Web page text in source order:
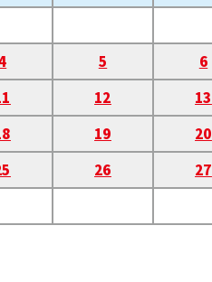
5 6
12 13
19 20
26 27